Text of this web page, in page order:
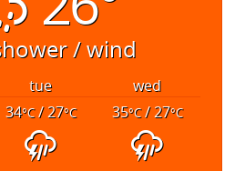
/ wind
tue
wed
34°C/ 27°C 35°C/ 27°C